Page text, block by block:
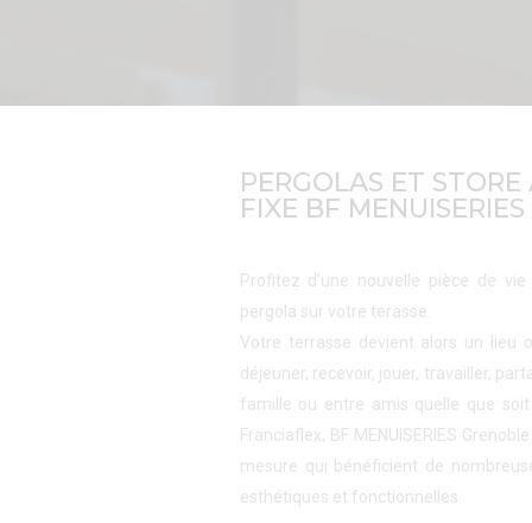
PERGOLAS ET
FIXE BF
Profitez d’une nouvelle pièce de
pergola sur votre terasse.
Votre terrasse devient alors un lieu
déjeuner, recevoir, jouer, travailler,
famille ou entre amis quelle que
Franciaflex, BF MENUISERIES
mesure qui bénéficient de
esthétiques et fonctionnelles